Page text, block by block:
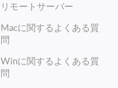
リモートサーバー
Macに関するよくある質
問
Winに関するよくある質
問